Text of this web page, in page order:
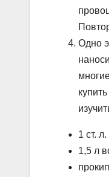
Одно
1 ст.
1,5 л